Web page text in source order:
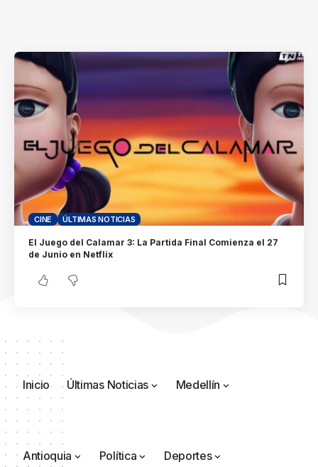
CINE ÚLTIMAS NOTICIAS
El Juego del Calamar 3: La Partida Final Comienza el 27
de Junio en Netflix
Inicio Últimas Noticias Medellín
Antioquia Política Deportes